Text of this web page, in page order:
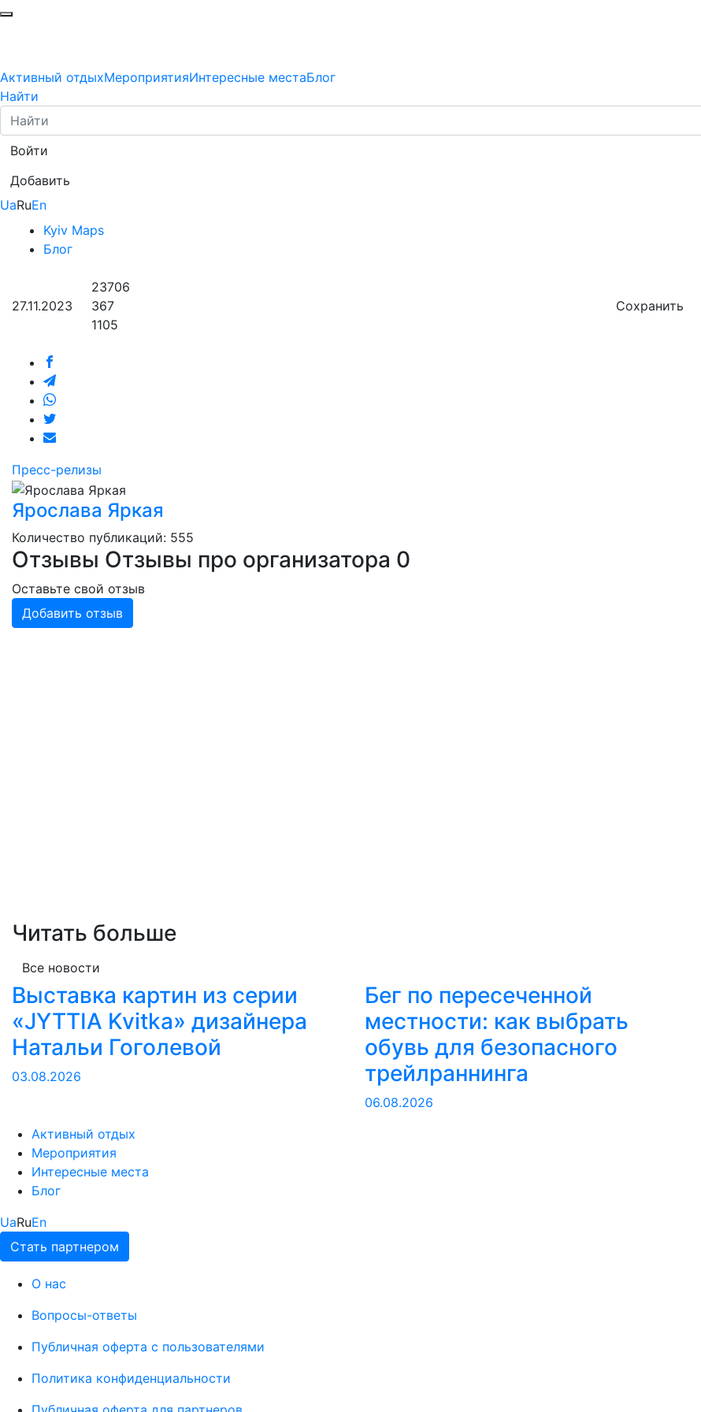
Активный отдыхМероприятияИнтересные местаБлог
Найти
Войти
Добавить
UaRuEn
Kyiv Maps
Блог
27.11.2023
23706
367
1105
Сохранить
Пресс-релизы
Ярослава Яркая
Количество публикаций: 555
Отзывы Отзывы про организатора 0
Оставьте свой отзыв
Добавить отзыв
Читать больше
Все новости
Выставка картин из серии
«JYTTIA Kvitka» дизайнера
Натальи Гоголевой
03.08.2026
Бег по пересеченной
местности: как выбрать
обувь для безопасного
трейлраннинга
06.08.2026
Активный отдых
Мероприятия
Интересные места
Блог
UaRuEn
Стать партнером
О нас
Вопросы-ответы
Публичная оферта с пользователями
Политика конфиденциальности